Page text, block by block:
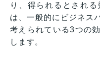
り、得られるとされ
は、一般的にビジネス
考えられている3つの
します。